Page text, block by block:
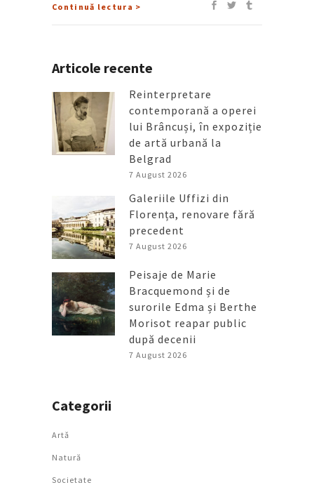
Continuă lectura >
Articole recente
Reinterpretare
contemporană a operei
lui Brâncuși, în expoziție
de artă urbană la
Belgrad
7 August 2026
Galeriile Uffizi din
Florența, renovare fără
precedent
7 August 2026
Peisaje de Marie
Bracquemond și de
surorile Edma și Berthe
Morisot reapar public
după decenii
7 August 2026
Categorii
Artǎ
Natură
Societate